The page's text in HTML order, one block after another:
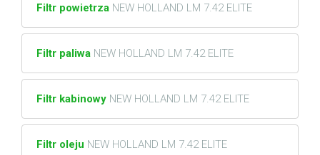
Filtr powietrza NEW HOLLAND LM 7.42 ELITE
Filtr paliwa NEW HOLLAND LM 7.42 ELITE
Filtr kabinowy NEW HOLLAND LM 7.42 ELITE
Filtr oleju NEW HOLLAND LM 7.42 ELITE